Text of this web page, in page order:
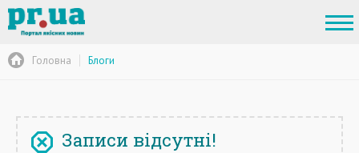
Головна Блоги
Записи відсутні!